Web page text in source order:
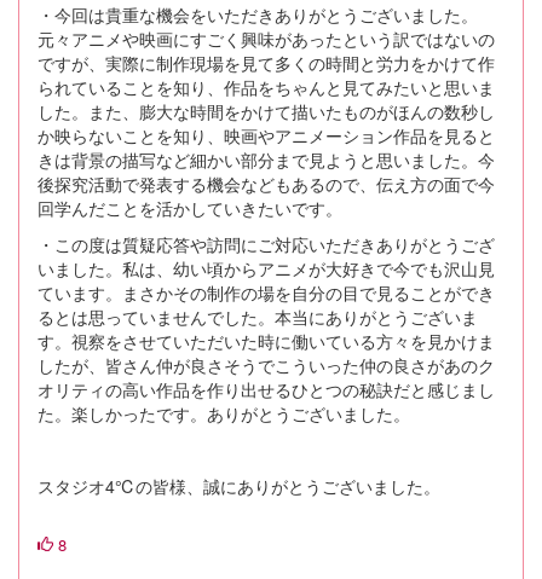
・今回は貴重な機会をいただきありがとうございました。
元々アニメや映画にすごく興味があったという訳ではないの
ですが、実際に制作現場を見て多くの時間と労力をかけて作
られていることを知り、作品をちゃんと見てみたいと思いま
した。また、膨大な時間をかけて描いたものがほんの数秒し
か映らないことを知り、映画やアニメーション作品を見ると
きは背景の描写など細かい部分まで見ようと思いました。今
後探究活動で発表する機会などもあるので、伝え方の面で今
回学んだことを活かしていきたいです。
・この度は質疑応答や訪問にご対応いただきありがとうござ
いました。私は、幼い頃からアニメが大好きで今でも沢山見
ています。まさかその制作の場を自分の目で見ることができ
るとは思っていませんでした。本当にありがとうございま
す。視察をさせていただいた時に働いている方々を見かけま
したが、皆さん仲が良さそうでこういった仲の良さがあのク
オリティの高い作品を作り出せるひとつの秘訣だと感じまし
た。楽しかったです。ありがとうございました。
スタジオ4℃の皆様、誠にありがとうございました。
8